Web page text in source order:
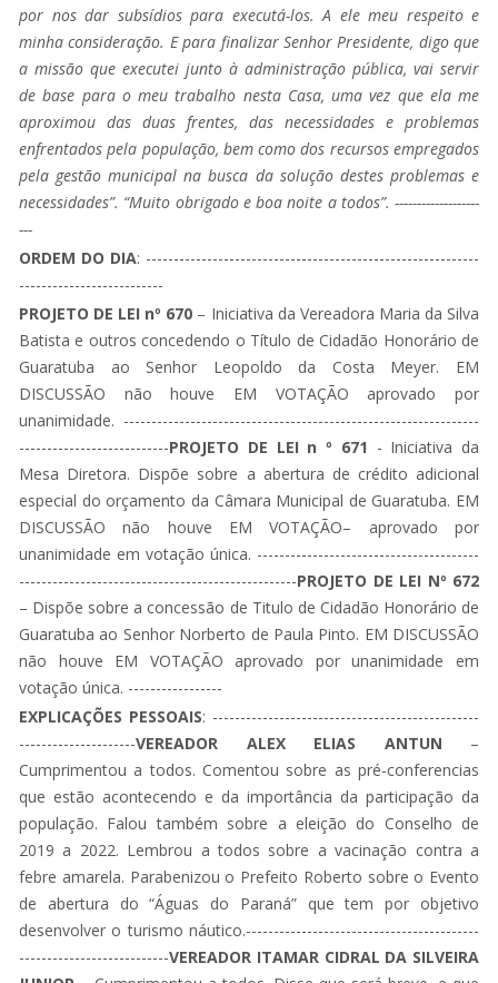
por nos dar subsídios para executá-los. A ele meu respeito e
minha consideração. E para finalizar Senhor Presidente, digo que
a missão que executei junto à administração pública, vai servir
de base para o meu trabalho nesta Casa, uma vez que ela me
aproximou das duas frentes, das necessidades e problemas
enfrentados pela população, bem como dos recursos empregados
pela gestão municipal na busca da solução destes problemas e
necessidades”. “Muito obrigado e boa noite a todos”. -------------------
---
ORDEM DO DIA: ------------------------------------------------------------
--------------------------
PROJETO DE LEI nº 670 – Iniciativa da Vereadora Maria da Silva
Batista e outros concedendo o Título de Cidadão Honorário de
Guaratuba ao Senhor Leopoldo da Costa Meyer. EM
DISCUSSÃO não houve EM VOTAÇÃO aprovado por
unanimidade. ----------------------------------------------------------------
---------------------------PROJETO DE LEI n º 671 - Iniciativa da
Mesa Diretora. Dispõe sobre a abertura de crédito adicional
especial do orçamento da Câmara Municipal de Guaratuba. EM
DISCUSSÃO não houve EM VOTAÇÃO– aprovado por
unanimidade em votação única. ----------------------------------------
--------------------------------------------------PROJETO DE LEI Nº 672
– Dispõe sobre a concessão de Titulo de Cidadão Honorário de
Guaratuba ao Senhor Norberto de Paula Pinto. EM DISCUSSÃO
não houve EM VOTAÇÃO aprovado por unanimidade em
votação única. -----------------
EXPLICAÇÕES PESSOAIS: ------------------------------------------------
---------------------VEREADOR ALEX ELIAS ANTUN –
Cumprimentou a todos. Comentou sobre as pré-conferencias
que estão acontecendo e da importância da participação da
população. Falou também sobre a eleição do Conselho de
2019 a 2022. Lembrou a todos sobre a vacinação contra a
febre amarela. Parabenizou o Prefeito Roberto sobre o Evento
de abertura do “Águas do Paraná” que tem por objetivo
desenvolver o turismo náutico.------------------------------------------
---------------------------VEREADOR ITAMAR CIDRAL DA SILVEIRA